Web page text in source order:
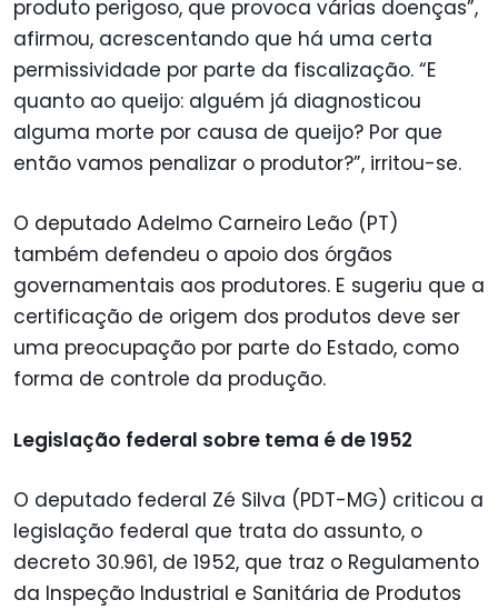
produto perigoso, que provoca várias doenças”,
afirmou, acrescentando que há uma certa
permissividade por parte da fiscalização. “E
quanto ao queijo: alguém já diagnosticou
alguma morte por causa de queijo? Por que
então vamos penalizar o produtor?”, irritou-se.
O deputado Adelmo Carneiro Leão (PT)
também defendeu o apoio dos órgãos
governamentais aos produtores. E sugeriu que a
certificação de origem dos produtos deve ser
uma preocupação por parte do Estado, como
forma de controle da produção.
Legislação federal sobre tema é de 1952
O deputado federal Zé Silva (PDT-MG) criticou a
legislação federal que trata do assunto, o
decreto 30.961, de 1952, que traz o Regulamento
da Inspeção Industrial e Sanitária de Produtos